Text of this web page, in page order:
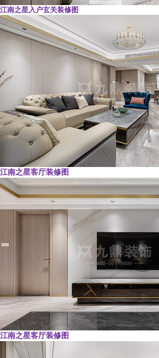
江南之星入户玄关装修图
江南之星客厅装修图
江南之星客厅装修图